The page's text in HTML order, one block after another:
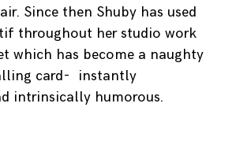
Since then Shuby has used
throughout her studio work
which has become a naughty
card- instantly
intrinsically humorous.